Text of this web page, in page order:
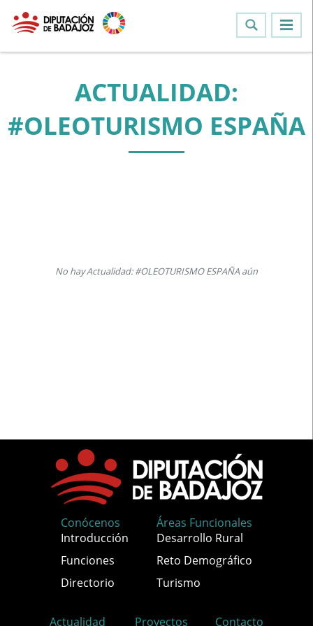
ACTUALIDAD:
#OLEOTURISMO ESPAÑA
No hay Actualidad: #OLEOTURISMO ESPAÑA aún
Conócenos
Introducción
Funciones
Directorio
Áreas Funcionales
Desarrollo Rural
Reto Demográfico
Turismo
Actualidad Proyectos Contacto